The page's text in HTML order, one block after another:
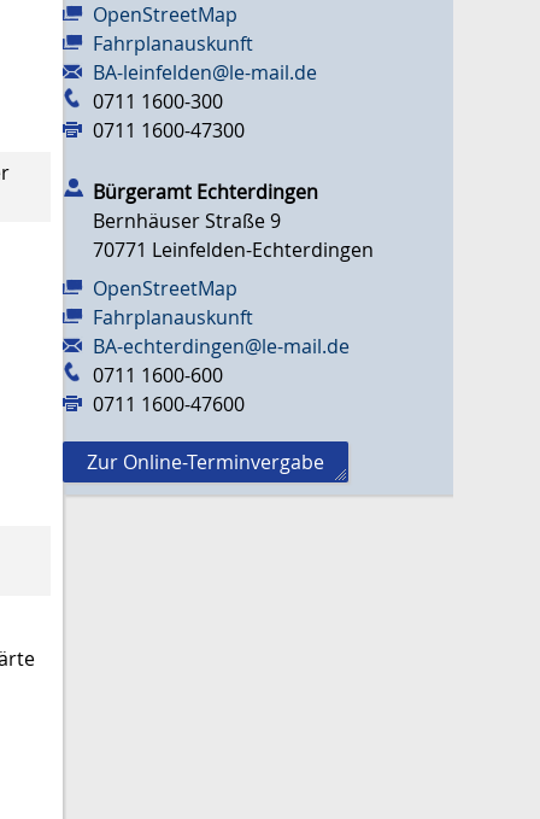
OpenStreetMap
Fahrplanauskunft
BA-leinfelden@le-mail.de
0711 1600-300
0711 1600-47300
Bürgeramt Echterdingen
Bernhäuser Straße 9
70771 Leinfelden-Echterdingen
OpenStreetMap
Fahrplanauskunft
BA-echterdingen@le-mail.de
0711 1600-600
0711 1600-47600
Zur Online-Terminvergabe